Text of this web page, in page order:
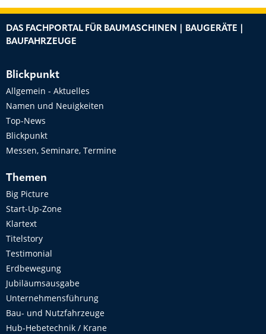
DAS FACHPORTAL FÜR BAUMASCHINEN | BAUGERÄTE |
BAUFAHRZEUGE
Blickpunkt
Allgemein - Aktuelles
Namen und Neuigkeiten
Top-News
Blickpunkt
Messen, Seminare, Termine
Themen
Big Picture
Start-Up-Zone
Klartext
Titelstory
Testimonial
Erdbewegung
Jubiläumsausgabe
Unternehmensführung
Bau- und Nutzfahrzeuge
Hub-Hebetechnik / Krane